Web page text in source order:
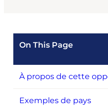
On This Page
À propos de cette
Exemples de pays